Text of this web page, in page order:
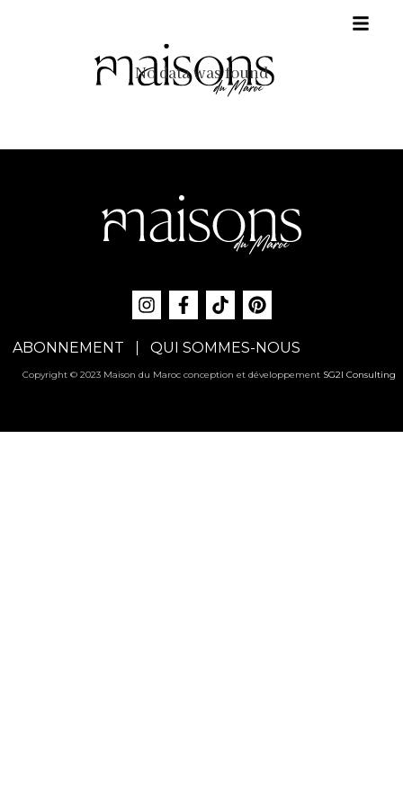
No data was found
ABONNEMENT QUI SOMMES-NOUS
Copyright © 2023 Maison du Maroc conception et développement SG2I Consulting